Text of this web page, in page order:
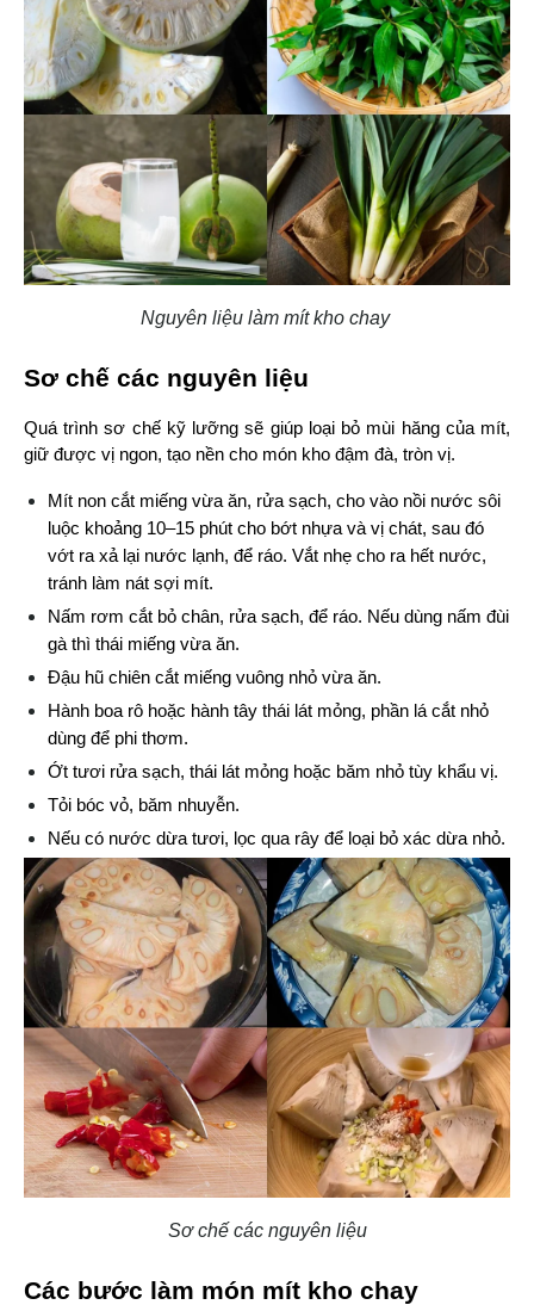
Nguyên liệu làm mít kho chay
Sơ chế các nguyên liệu
Quá trình sơ chế kỹ lưỡng sẽ giúp loại bỏ mùi hăng của mít,
giữ được vị ngon, tạo nền cho món kho đậm đà, tròn vị.
Mít non cắt miếng vừa ăn, rửa sạch, cho vào nồi nước sôi
luộc khoảng 10–15 phút cho bớt nhựa và vị chát, sau đó
vớt ra xả lại nước lạnh, để ráo. Vắt nhẹ cho ra hết nước,
tránh làm nát sợi mít.
Nấm rơm cắt bỏ chân, rửa sạch, để ráo. Nếu dùng nấm đùi
gà thì thái miếng vừa ăn.
Đậu hũ chiên cắt miếng vuông nhỏ vừa ăn.
Hành boa rô hoặc hành tây thái lát mỏng, phần lá cắt nhỏ
dùng để phi thơm.
Ớt tươi rửa sạch, thái lát mỏng hoặc băm nhỏ tùy khẩu vị.
Tỏi bóc vỏ, băm nhuyễn.
Nếu có nước dừa tươi, lọc qua rây để loại bỏ xác dừa nhỏ.
Sơ chế các nguyên liệu
Các bước làm món mít kho chay